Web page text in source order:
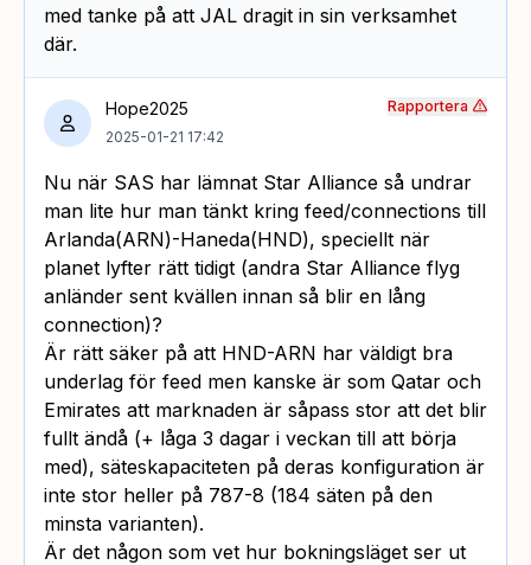
med tanke på att JAL dragit in sin verksamhet
där.
Hope2025
2025-01-21 17:42
Nu när SAS har lämnat Star Alliance så undrar
man lite hur man tänkt kring feed/connections till
Arlanda(ARN)-Haneda(HND), speciellt när
planet lyfter rätt tidigt (andra Star Alliance flyg
anländer sent kvällen innan så blir en lång
connection)?
Är rätt säker på att HND-ARN har väldigt bra
underlag för feed men kanske är som Qatar och
Emirates att marknaden är såpass stor att det blir
fullt ändå (+ låga 3 dagar i veckan till att börja
med), säteskapaciteten på deras konfiguration är
inte stor heller på 787-8 (184 säten på den
minsta varianten).
Är det någon som vet hur bokningsläget ser ut
Rapportera